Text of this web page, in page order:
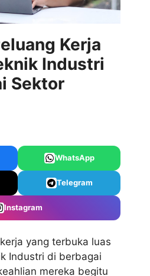
Kerja
Industri
Sektor
WhatsApp
Telegram
Instagram
yang terbuka luas
Industri di berbagai
mereka begitu